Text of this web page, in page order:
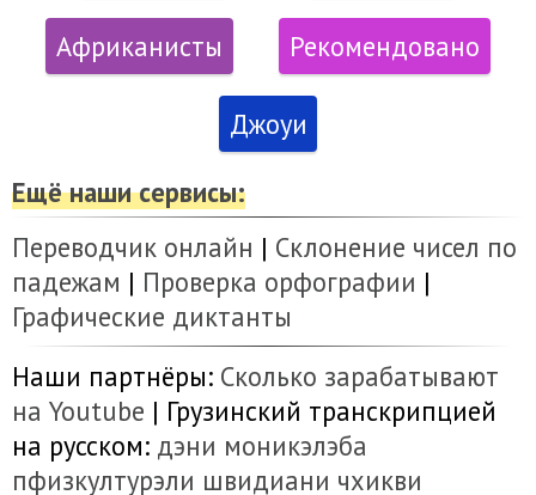
Африканисты Рекомендовано
Джоуи
Ещё наши сервисы:
Переводчик онлайн | Склонение чисел по
падежам | Проверка орфографии |
Графические диктанты
Наши партнёры: Сколько зарабатывают
на Youtube | Грузинский транскрипцией
на русском: дэни моникэлэба
пфизкултурэли швидиани чхикви